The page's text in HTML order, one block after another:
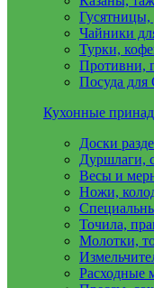
Чайники
Турки,
Противни,
Посуда
Кухонные
Доски
Дуршлаги,
Весы и
Ножи,
Точила,
Молотки,
Расходные